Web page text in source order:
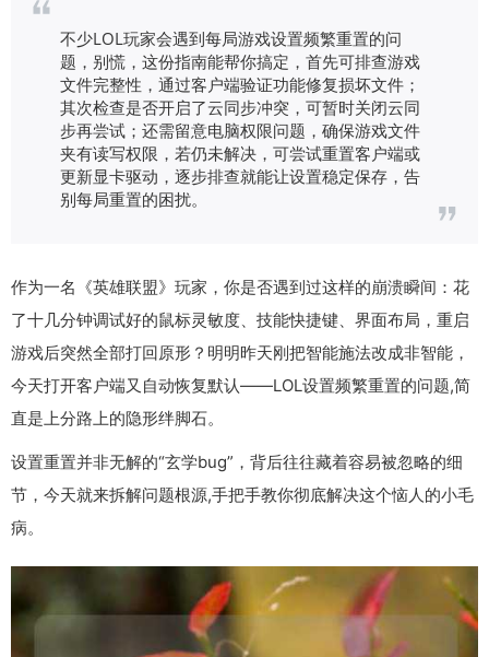
不少LOL玩家会遇到每局游戏设置频繁重置的问
题，别慌，这份指南能帮你搞定，首先可排查游戏
文件完整性，通过客户端验证功能修复损坏文件；
其次检查是否开启了云同步冲突，可暂时关闭云同
步再尝试；还需留意电脑权限问题，确保游戏文件
夹有读写权限，若仍未解决，可尝试重置客户端或
更新显卡驱动，逐步排查就能让设置稳定保存，告
别每局重置的困扰。
作为一名《英雄联盟》玩家，你是否遇到过这样的崩溃瞬间：花
了十几分钟调试好的鼠标灵敏度、技能快捷键、界面布局，重启
游戏后突然全部打回原形？明明昨天刚把智能施法改成非智能，
今天打开客户端又自动恢复默认——LOL设置频繁重置的问题,简
直是上分路上的隐形绊脚石。
设置重置并非无解的“玄学bug”，背后往往藏着容易被忽略的细
节，今天就来拆解问题根源,手把手教你彻底解决这个恼人的小毛
病。